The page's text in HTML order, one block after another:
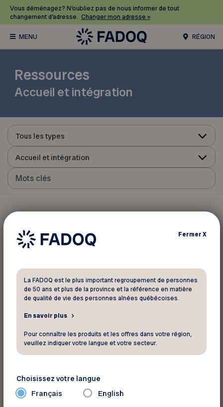
Vous déménagez? N’oubliez pas de nous informer de tout
changement d’adresse. Changer mon adresse »
RÉGION
Ressources
Accueil et intégration
Tous les types
Accueil et intégration
critères de recherche. Veuillez faire une
nouvelle recherche.
FermerX
La FADOQ est le plus important regroupement de personnes
de 50 ans et plus de la province et la référence en matière
de qualité de vie des personnes aînées québécoises.
En savoir plus
Pour connaître les produits et les offres dans votre région,
veuillez indiquer votre langue et votre secteur.
Choisissez votre langue
Français English